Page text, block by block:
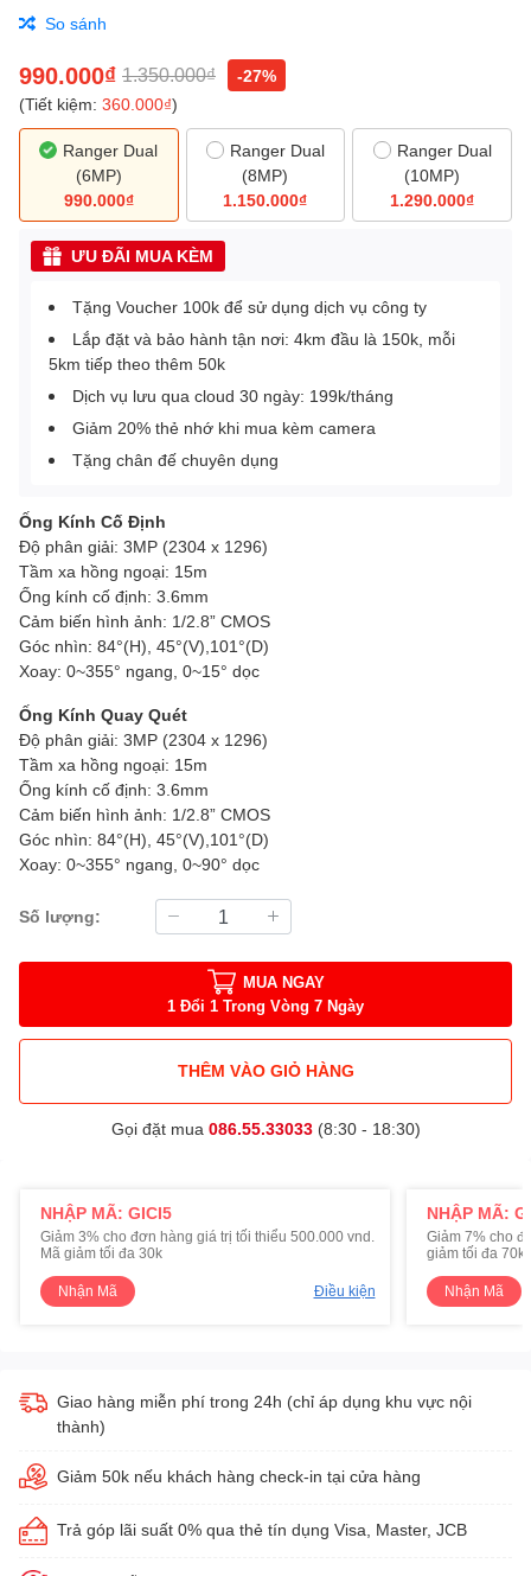
So sánh
990.000₫ 1.350.000₫
-27%
(Tiết kiệm: 360.000₫)
Ranger Dual
(6MP)
990.000₫
Ranger Dual
(8MP)
1.150.000₫
Ranger Dual
(10MP)
1.290.000₫
ƯU ĐÃI MUA KÈM
Tặng Voucher 100k để sử dụng dịch vụ công ty
Lắp đặt và bảo hành tận nơi: 4km đầu là 150k, mỗi
5km tiếp theo thêm 50k
Dịch vụ lưu qua cloud 30 ngày: 199k/tháng
Giảm 20% thẻ nhớ khi mua kèm camera
Tặng chân đế chuyên dụng
Ống Kính Cố Định
Độ phân giải: 3MP (2304 x 1296)
Tầm xa hồng ngoại: 15m
Ống kính cố định: 3.6mm
Cảm biến hình ảnh: 1/2.8” CMOS
Góc nhìn: 84°(H), 45°(V),101°(D)
Xoay: 0~355° ngang, 0~15° dọc
Ống Kính Quay Quét
Độ phân giải: 3MP (2304 x 1296)
Tầm xa hồng ngoại: 15m
Ống kính cố định: 3.6mm
Cảm biến hình ảnh: 1/2.8” CMOS
Góc nhìn: 84°(H), 45°(V),101°(D)
Xoay: 0~355° ngang, 0~90° dọc
Số lượng:
MUA NGAY
1 Đổi 1 Trong Vòng 7 Ngày
THÊM VÀO GIỎ HÀNG
Gọi đặt mua 086.55.33033(8:30 - 18:30)
NHẬP MÃ: GICI5
Giảm 3% cho đơn hàng giá trị tối thiểu 500.000 vnd.
Mã giảm tối đa 30k
Nhận Mã Điều kiện
NHẬP MÃ:
Giảm 7% cho
giảm tối đa 70k
Nhận Mã
Giao hàng miễn phí trong 24h (chỉ áp dụng khu vực nội
thành)
Giảm 50k nếu khách hàng check-in tại cửa hàng
Trả góp lãi suất 0% qua thẻ tín dụng Visa, Master, JCB